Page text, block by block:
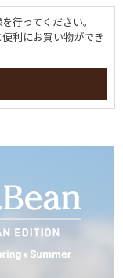
行ってください。
利にお買い物ができ